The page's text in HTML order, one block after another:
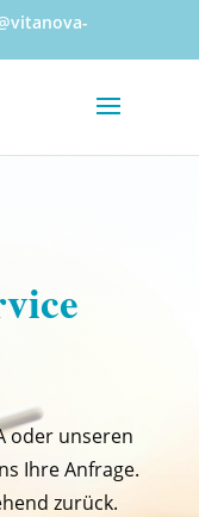
oder unseren
Ihre Anfrage.
zurück.